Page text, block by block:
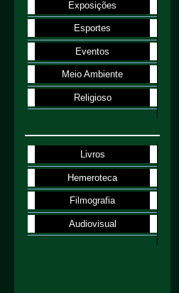
Exposições
Esportes
Eventos
Meio Ambiente
Religioso
Livros
Hemeroteca
Filmografia
Audiovisual